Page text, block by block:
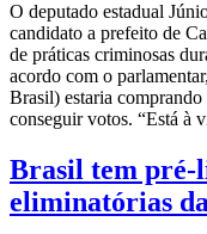
O deputado estadual
candidato a prefeito de
de práticas criminosas
acordo com o
Brasil) estaria
conseguir votos. “Está à
Brasil tem pré-
eliminatórias